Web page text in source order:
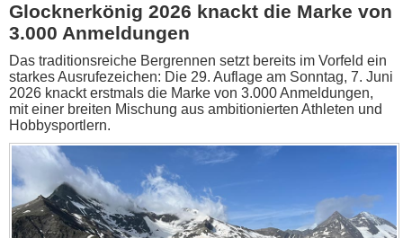
Glocknerkönig 2026 knackt die Marke von
3.000 Anmeldungen
Das traditionsreiche Bergrennen setzt bereits im Vorfeld ein
starkes Ausrufezeichen: Die 29. Auflage am Sonntag, 7. Juni
2026 knackt erstmals die Marke von 3.000 Anmeldungen,
mit einer breiten Mischung aus ambitionierten Athleten und
Hobbysportlern.